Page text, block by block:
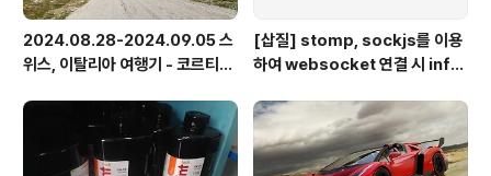
2024.08.28-2024.09.05 스
위스, 이탈리아 여행기 - 코르티나
스
[삽질] stomp, sockjs를 이용
하여 websocket 연결 시 info